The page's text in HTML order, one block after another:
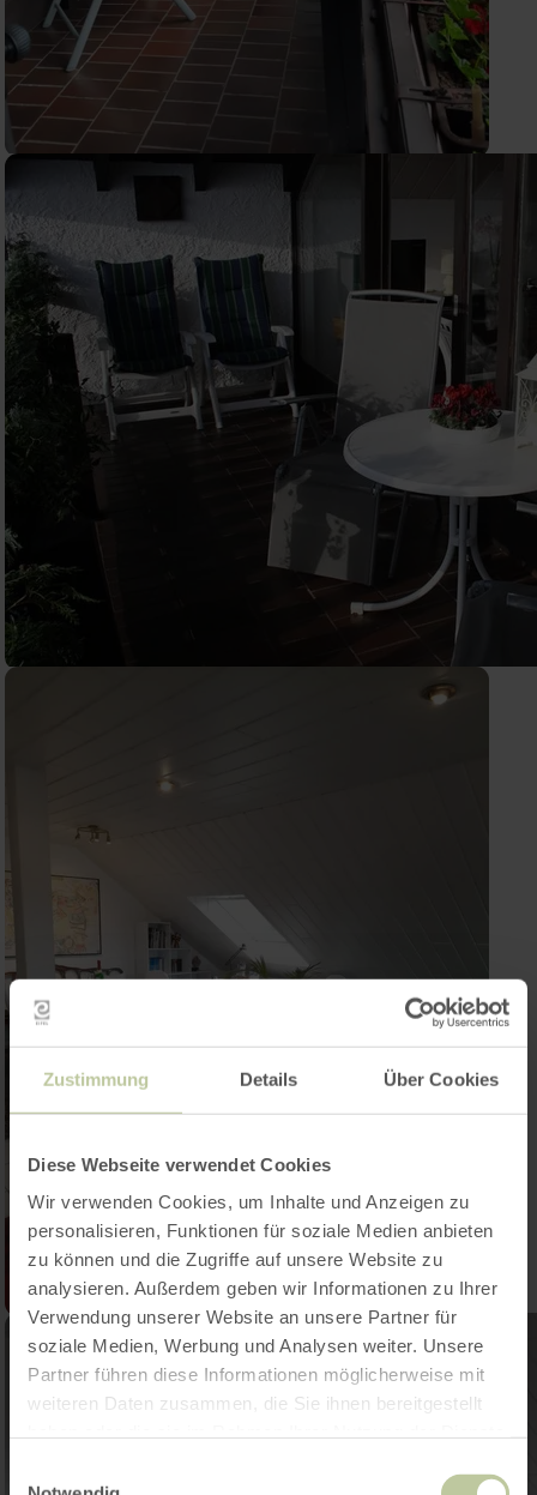
Zustimmung Details Über Cookies
Diese Webseite verwendet Cookies
Wir verwenden Cookies, um Inhalte und Anzeigen zu
personalisieren, Funktionen für soziale Medien anbieten
zu können und die Zugriffe auf unsere Website zu
analysieren. Außerdem geben wir Informationen zu Ihrer
Verwendung unserer Website an unsere Partner für
soziale Medien, Werbung und Analysen weiter. Unsere
Partner führen diese Informationen möglicherweise mit
weiteren Daten zusammen, die Sie ihnen bereitgestellt